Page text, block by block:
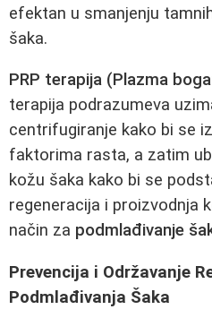
efektan u smanjenju
šaka.
PRP terapija (Plazma
terapija podrazumeva
centrifugiranje kako bi se
faktorima rasta, a zatim
kožu šaka kako bi se
regeneracija i proizvodnja
način za podmlađivanje
Prevencija i Održavanje
Podmlađivanja Šaka